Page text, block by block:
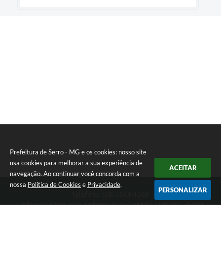
Prefeitura de Serro - MG e os cookies: nosso site
usa cookies para melhorar a sua experiência de
navegação. Ao continuar você concorda com a
nossa Política de Cookies e Privacidade.
ACEITAR
PERSONALIZAR
Endereço: Praça João Pinheiro, 154 - Centro | CEP: 39150-000